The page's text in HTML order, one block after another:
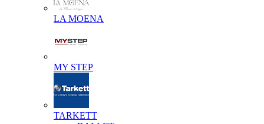
LA MOENA
MY STEP
TARKETT